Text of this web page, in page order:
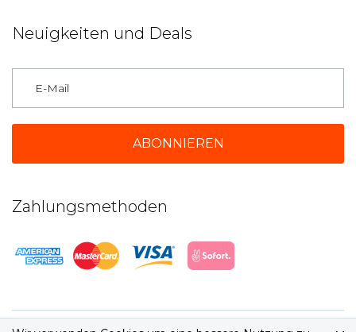
Neuigkeiten und Deals
Zahlungsmethoden